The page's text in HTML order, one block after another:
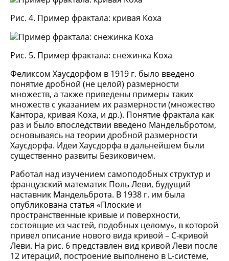
Рис. 4. Пример фрактала: кривая Коха
Рис. 5. Пример фрактала: снежинка Коха
Феликсом Хаусдорфом в 1919 г. было введено
понятие дробной (не целой) размерности
множеств, а также приведены примеры таких
множеств с указанием их размерности (множество
Кантора, кривая Коха, и др.). Понятие фрактала как
раз и было впоследствии введено Мандельбротом,
основываясь на теории дробной размерности
Хаусдорфа. Идеи Хаусдорфа в дальнейшем были
существенно развиты Безиковичем.
Работал над изучением самоподобных структур и
французский математик Поль Леви, будущий
наставник Мандельброта. В 1938 г. им была
опубликована статья «Плоские и
пространственные кривые и поверхности,
состоящие из частей, подобных целому», в которой
привел описание нового вида кривой – С-кривой
Леви. На рис. 6 представлен вид кривой Леви после
12 итераций, построение выполнено в L-системе,